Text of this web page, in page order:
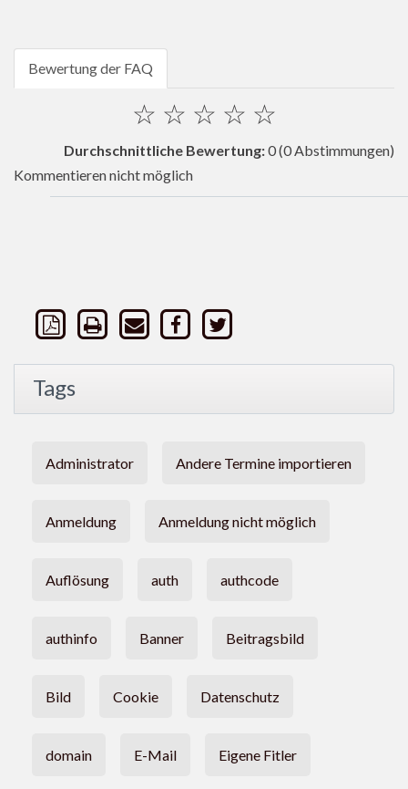
Bewertung der FAQ
☆
☆
☆
☆
☆
Durchschnittliche Bewertung:0(0 Abstimmungen)
Kommentieren nicht möglich
Tags
Administrator Andere Termine importieren
Anmeldung Anmeldung nicht möglich
Auflösung auth authcode
authinfo Banner Beitragsbild
Bild Cookie Datenschutz
domain E-Mail Eigene Fitler